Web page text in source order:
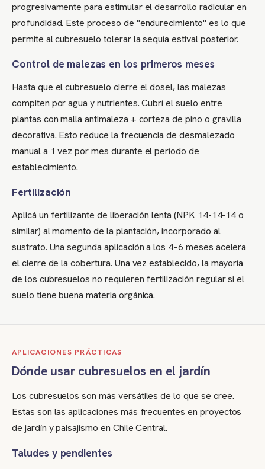
progresivamente para estimular el desarrollo radicular en
profundidad. Este proceso de "endurecimiento" es lo que
permite al cubresuelo tolerar la sequía estival posterior.
Control de malezas en los primeros meses
Hasta que el cubresuelo cierre el dosel, las malezas
compiten por agua y nutrientes. Cubrí el suelo entre
plantas con malla antimaleza + corteza de pino o gravilla
decorativa. Esto reduce la frecuencia de desmalezado
manual a 1 vez por mes durante el período de
establecimiento.
Fertilización
Aplicá un fertilizante de liberación lenta (NPK 14-14-14 o
similar) al momento de la plantación, incorporado al
sustrato. Una segunda aplicación a los 4–6 meses acelera
el cierre de la cobertura. Una vez establecido, la mayoría
de los cubresuelos no requieren fertilización regular si el
suelo tiene buena materia orgánica.
APLICACIONES PRÁCTICAS
Dónde usar cubresuelos en el jardín
Los cubresuelos son más versátiles de lo que se cree.
Estas son las aplicaciones más frecuentes en proyectos
de jardín y paisajismo en Chile Central.
Taludes y pendientes